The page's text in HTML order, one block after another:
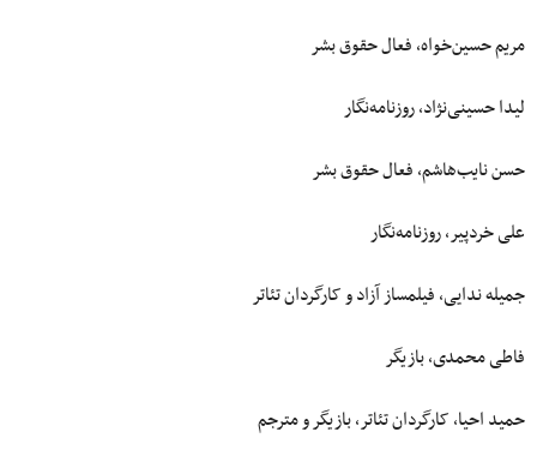
مریم حسین‌خواه، فعال حقوق بشر
لیدا حسینی‌نژاد، روزنامه‌نگار
حسن نایب‌هاشم، فعال حقوق بشر
علی خردپیر، روزنامه‌نگار
جمیله ندایی، فیلمساز آزاد و کارگردان تئاتر
فاطی محمدی، بازیگر
حمید احیا، کارگردان تئاتر، بازیگر و مترجم